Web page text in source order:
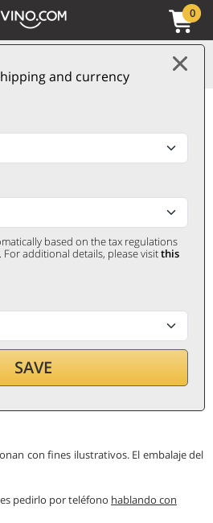
and currency
based on the tax regulations
additional details, please visitthis
SAVE
0
IGT
Banfi
descontable
€
con fines ilustrativos. El embalaje del
pedirlo por teléfono hablando con